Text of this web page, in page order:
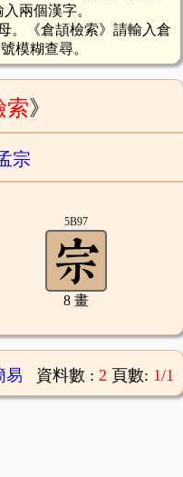
兩個漢字。
。《倉頡檢索》請輸入倉
模糊查尋。
索》
宗
5B97
8 畫
易 資料數 : 2 頁數: 1/1